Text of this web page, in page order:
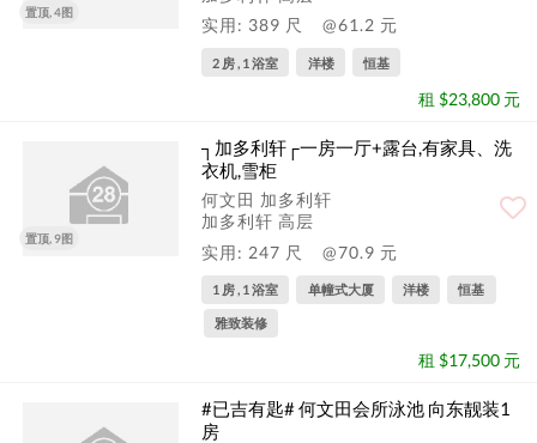
置顶, 4图
实用: 389 尺
@61.2 元
2 房 , 1 浴室 洋楼 恒基
租 $23,800 元
置顶, 9图
┐加多利轩┌一房一厅+露台,有家具、洗
衣机,雪柜
何文田 加多利轩
加多利轩 高层
实用: 247 尺
@70.9 元
1 房 , 1 浴室 单幢式大厦 洋楼 恒基
雅致装修
租 $17,500 元
#已吉有匙# 何文田会所泳池 向东靓装1
房